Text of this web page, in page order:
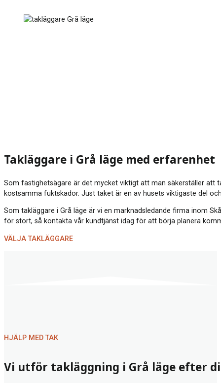
Takläggare i Grå läge med erfarenhet
Som fastighetsägare är det mycket viktigt att man säkerställer att
kostsamma fuktskador. Just taket är en av husets viktigaste del
Som takläggare i Grå läge är vi en marknadsledande firma inom
för stort, så kontakta vår kundtjänst idag för att börja planera
VÄLJA TAKLÄGGARE
Vi utför takläggning i Grå läge efter
HJÄLP MED TAK